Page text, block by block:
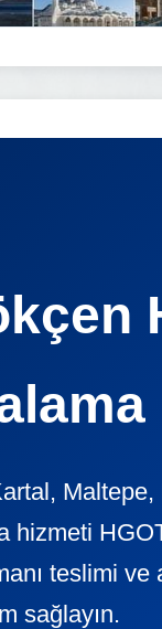
teslimi
sağlayın.